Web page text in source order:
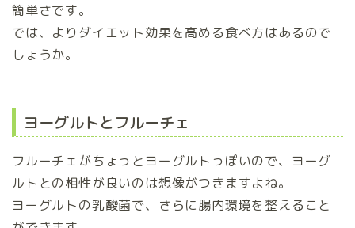
簡単さです。
では、よりダイエット効果を高める食べ方はあるので
しょうか。
ヨーグルトとフルーチェ
フルーチェがちょっとヨーグルトっぽいので、ヨーグ
ルトとの相性が良いのは想像がつきますよね。
ヨーグルトの乳酸菌で、さらに腸内環境を整えること